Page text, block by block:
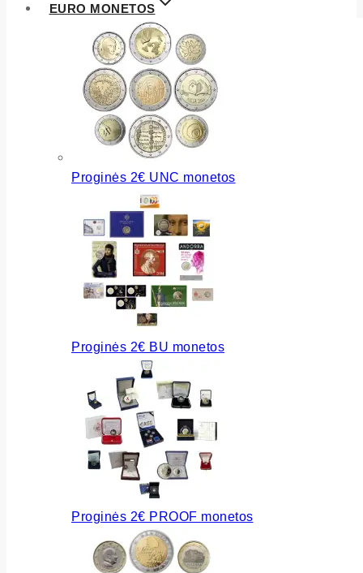
EURO MONETOS
Proginės 2€ UNC monetos
Proginės 2€ BU monetos
Proginės 2€ PROOF monetos